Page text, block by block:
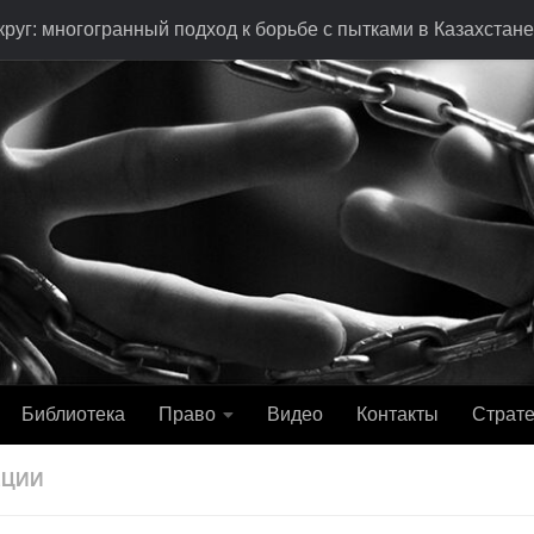
многогранный подход к борьбе с пытками в Казахстане
Библиотека Право Видео Контакты